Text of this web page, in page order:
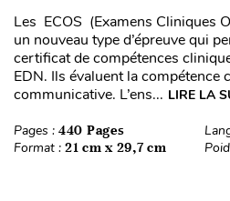
Les ECOS (Examens Cliniques
un nouveau type d’épreuve qui
certificat de compétences
EDN. Ils évaluent la compétence
communicative. L’ens... LIRE LA
Pages : 440 Pages
Format : 21 cm x 29,7 cm